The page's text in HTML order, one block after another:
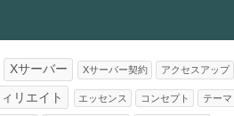
Xサーバー Xサーバー契約 アクセスアップ
リエイト エッセンス コンセプト テーマ